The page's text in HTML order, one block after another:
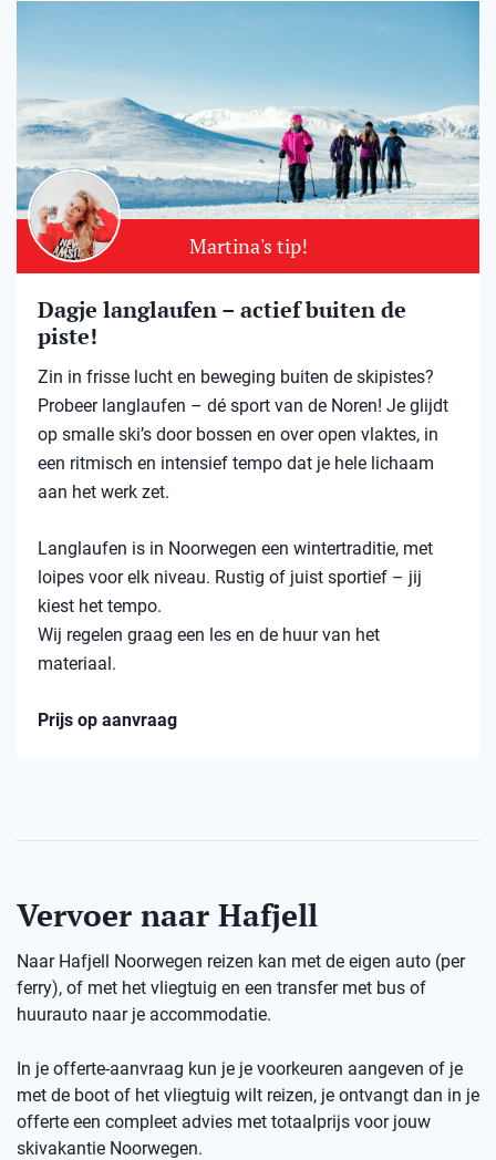
Martina's tip!
Dagje langlaufen – actief buiten de
piste!
Zin in frisse lucht en beweging buiten de skipistes?
Probeer langlaufen – dé sport van de Noren! Je glijdt
op smalle ski’s door bossen en over open vlaktes, in
een ritmisch en intensief tempo dat je hele lichaam
aan het werk zet.
Langlaufen is in Noorwegen een wintertraditie, met
loipes voor elk niveau. Rustig of juist sportief – jij
kiest het tempo.
Wij regelen graag een les en de huur van het
materiaal.
Prijs op aanvraag
Vervoer naar Hafjell
Naar Hafjell Noorwegen reizen kan met de eigen auto (per
ferry), of met het vliegtuig en een transfer met bus of
huurauto naar je accommodatie.
In je offerte-aanvraag kun je je voorkeuren aangeven of je
met de boot of het vliegtuig wilt reizen, je ontvangt dan in je
offerte een compleet advies met totaalprijs voor jouw
skivakantie Noorwegen.